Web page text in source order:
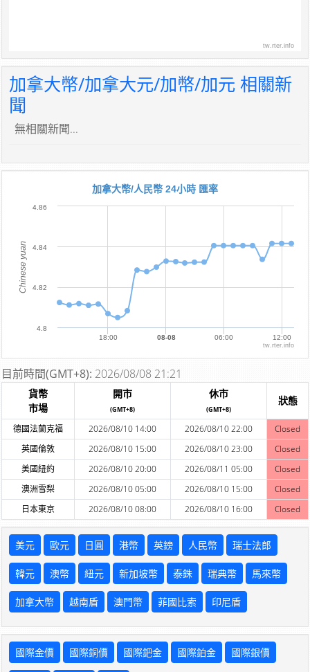
tw.rter.info
加拿大幣/加拿大元/加幣/加元 相關新
聞
無相關新聞...
Chinese yuan
加拿大幣/人民幣 24小時 匯率
18:00 08-08 06:00 12:00
4.8
4.82
4.84
4.86
tw.rter.info
目前時間(GMT+8): 2026/08/08 21:21
貨幣
市場
開市
(GMT+8)
休市
(GMT+8)
狀態
德國法蘭克福 2026/08/10 14:00 2026/08/10 22:00
Closed
英國倫敦
2026/08/10 15:00 2026/08/10 23:00
Closed
美國紐約
2026/08/10 20:00 2026/08/11 05:00
Closed
澳洲雪梨
2026/08/10 05:00 2026/08/10 15:00
Closed
日本東京
2026/08/10 08:00 2026/08/10 16:00 Closed
美元 歐元 日圓 港幣 英鎊 人民幣 瑞士法郎
韓元 澳幣 紐元 新加坡幣 泰銖 瑞典幣 馬來幣
加拿大幣 越南盾 澳門幣 菲國比索 印尼盾
國際金價 國際銅價 國際鈀金 國際鉑金 國際銀價